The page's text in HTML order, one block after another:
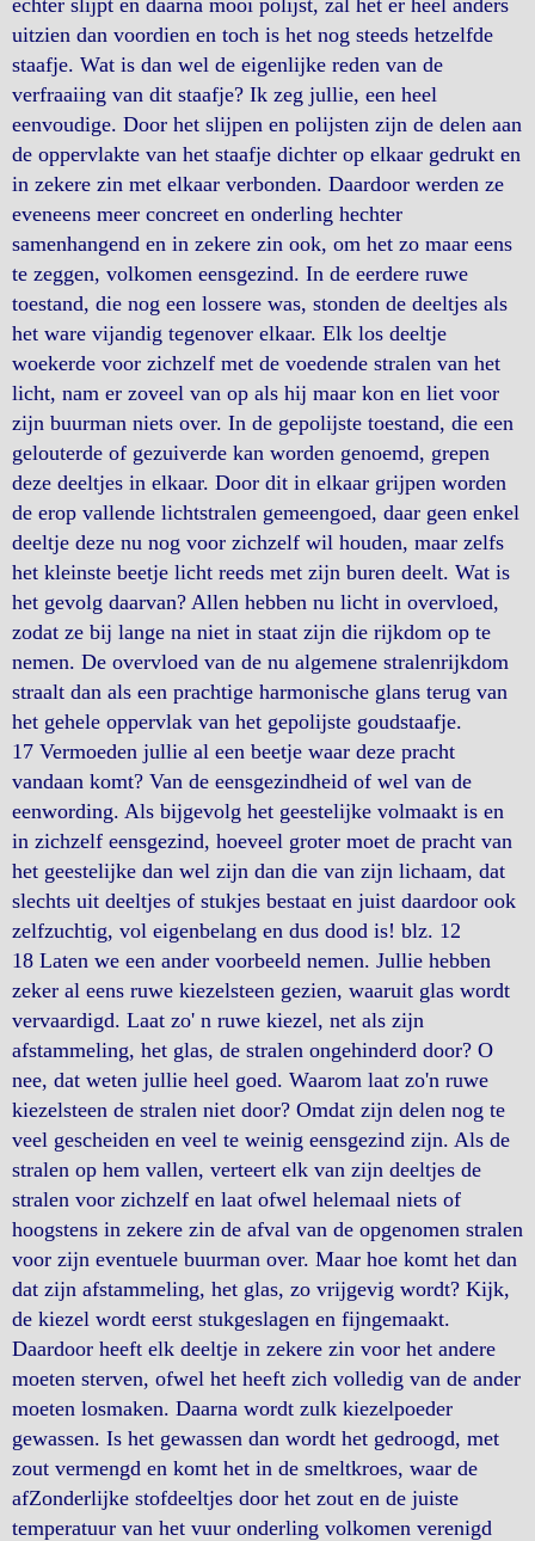
echter slijpt en daarna mooi polijst, zal het er heel anders
uitzien dan voordien en toch is het nog steeds hetzelfde
staafje. Wat is dan wel de eigenlijke reden van de
verfraaiing van dit staafje? Ik zeg jullie, een heel
eenvoudige. Door het slijpen en polijsten zijn de delen aan
de oppervlakte van het staafje dichter op elkaar gedrukt en
in zekere zin met elkaar verbonden. Daardoor werden ze
eveneens meer concreet en onderling hechter
samenhangend en in zekere zin ook, om het zo maar eens
te zeggen, volkomen eensgezind. In de eerdere ruwe
toestand, die nog een lossere was, stonden de deeltjes als
het ware vijandig tegenover elkaar. Elk los deeltje
woekerde voor zichzelf met de voedende stralen van het
licht, nam er zoveel van op als hij maar kon en liet voor
zijn buurman niets over. In de gepolijste toestand, die een
gelouterde of gezuiverde kan worden genoemd, grepen
deze deeltjes in elkaar. Door dit in elkaar grijpen worden
de erop vallende lichtstralen gemeengoed, daar geen enkel
deeltje deze nu nog voor zichzelf wil houden, maar zelfs
het kleinste beetje licht reeds met zijn buren deelt. Wat is
het gevolg daarvan? Allen hebben nu licht in overvloed,
zodat ze bij lange na niet in staat zijn die rijkdom op te
nemen. De overvloed van de nu algemene stralenrijkdom
straalt dan als een prachtige harmonische glans terug van
het gehele oppervlak van het gepolijste goudstaafje.
17 Vermoeden jullie al een beetje waar deze pracht
vandaan komt? Van de eensgezindheid of wel van de
eenwording. Als bijgevolg het geestelijke volmaakt is en
in zichzelf eensgezind, hoeveel groter moet de pracht van
het geestelijke dan wel zijn dan die van zijn lichaam, dat
slechts uit deeltjes of stukjes bestaat en juist daardoor ook
zelfzuchtig, vol eigenbelang en dus dood is! blz. 12
18 Laten we een ander voorbeeld nemen. Jullie hebben
zeker al eens ruwe kiezelsteen gezien, waaruit glas wordt
vervaardigd. Laat zo' n ruwe kiezel, net als zijn
afstammeling, het glas, de stralen ongehinderd door? O
nee, dat weten jullie heel goed. Waarom laat zo'n ruwe
kiezelsteen de stralen niet door? Omdat zijn delen nog te
veel gescheiden en veel te weinig eensgezind zijn. Als de
stralen op hem vallen, verteert elk van zijn deeltjes de
stralen voor zichzelf en laat ofwel helemaal niets of
hoogstens in zekere zin de afval van de opgenomen stralen
voor zijn eventuele buurman over. Maar hoe komt het dan
dat zijn afstammeling, het glas, zo vrijgevig wordt? Kijk,
de kiezel wordt eerst stukgeslagen en fijngemaakt.
Daardoor heeft elk deeltje in zekere zin voor het andere
moeten sterven, ofwel het heeft zich volledig van de ander
moeten losmaken. Daarna wordt zulk kiezelpoeder
gewassen. Is het gewassen dan wordt het gedroogd, met
zout vermengd en komt het in de smeltkroes, waar de
afZonderlijke stofdeeltjes door het zout en de juiste
temperatuur van het vuur onderling volkomen verenigd